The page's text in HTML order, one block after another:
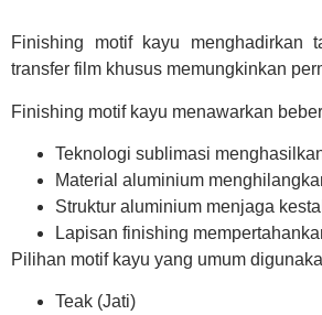
Finishing motif kayu menghadirkan
transfer film khusus memungkinkan
Finishing motif kayu menawarkan
Teknologi sublimasi
Material aluminium
Struktur aluminium menjaga
Lapisan finishing
Pilihan motif kayu yang umum
Teak (Jati)